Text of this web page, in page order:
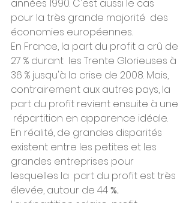
années 1990. C'est aussi le cas
pour la très grande majorité  des
économies européennes.
En France, la part du profit a crû de
27 % durant  les Trente Glorieuses à
36 % jusqu'à la crise de 2008. Mais,
contrairement aux autres pays, la
part du profit revient ensuite à une
répartition en apparence idéale.
En réalité, de grandes disparités
existent entre les petites et les
grandes entreprises pour
lesquelles la  part du profit est très
élevée, autour de 44 %.
La répartition salaire-profit